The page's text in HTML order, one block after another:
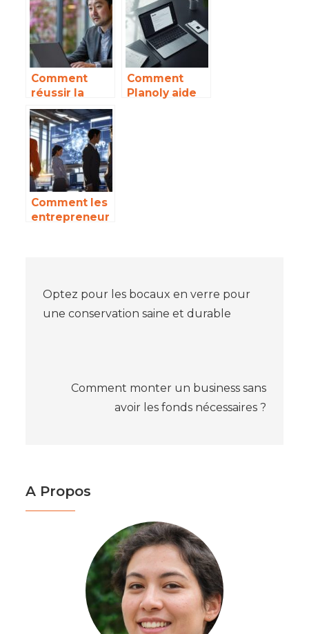
agence
élabore des
contenus
engageants
Comment
réussir la
création de
site à
Wittelsheim
pour une
visibilité
optimale
Comment
Planoly aide
Comment les
entrepreneur
de
Optez pour les bocaux en verre pour
une conservation saine et durable
Comment monter un business sans
avoir les fonds nécessaires ?
A Propos